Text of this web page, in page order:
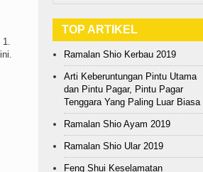
1.
TOP ARTIKEL
Ramalan Shio Kerbau 2019
Arti Keberuntungan Pintu Utama
dan Pintu Pagar, Pintu Pagar
Tenggara Yang Paling Luar Biasa
Ramalan Shio Ayam 2019
Ramalan Shio Ular 2019
Feng Shui Keselamatan